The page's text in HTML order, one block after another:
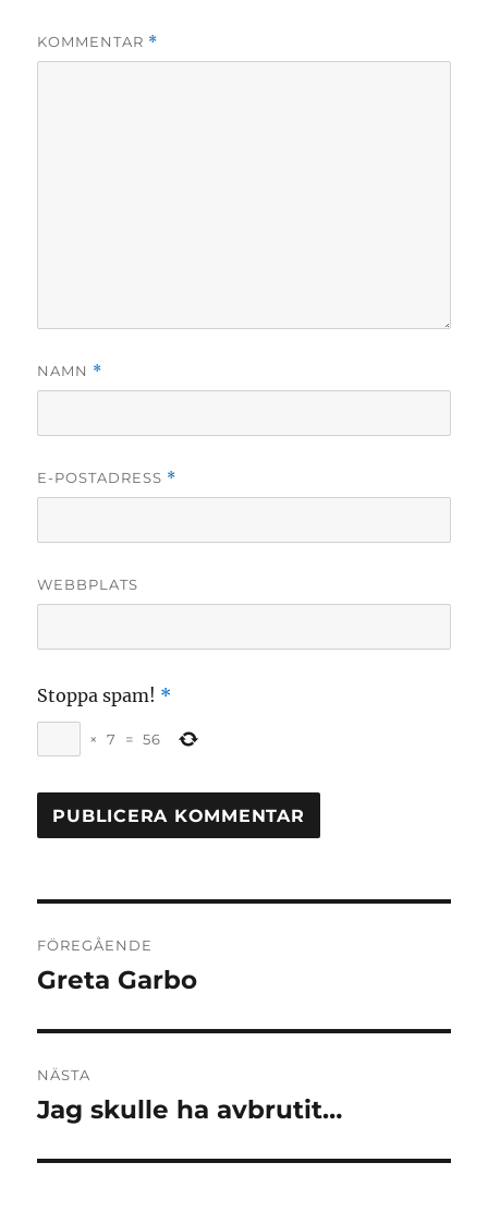
KOMMENTAR *
NAMN *
E-POSTADRESS *
WEBBPLATS
Stoppa spam! *
× 7 = 56
FÖREGÅENDE
Föregående
Greta Garbo
NÄSTA
Nästa
Jag skulle ha avbrutit…